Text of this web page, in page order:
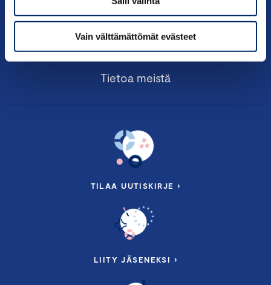
Vain välttämättömät evästeet
Vaikuttaminen
Palvelut
Tietoa meistä
TILAA UUTISKIRJE ›
LIITY JÄSENEKSI ›